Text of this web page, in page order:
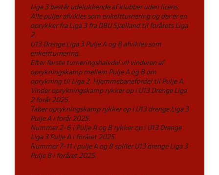
Liga 3 består udelukkende af klubber uden licens.
Alle puljer afvikles som enkeltturnering og der er en
oprykker fra Liga 3 fra DBU Sjælland til forårets Liga
2.
U13 Drenge Liga 3 Pulje A og B afvikles som
enkeltturnering.
Efter første turneringshalvdel vil vinderen af
oprykningskamp mellem Pulje A og B om
oprykning til Liga 2. Hjemmebanefordel til Pulje A.
Vinder oprykningskamp rykker op i U13 Drenge Liga
2 forår 2025.
Taber oprykningskamp rykker op i U13 drenge Liga 3
Pulje A i forår 2025.
Nummer 2-6 i Pulje A og B rykker op i U13 Drenge
Liga 3 Pulje A i foråret 2025.
Nummer 7-11 i pulje A og B spiller U13 drenge Liga 3
Pulje B i foråret 2025.